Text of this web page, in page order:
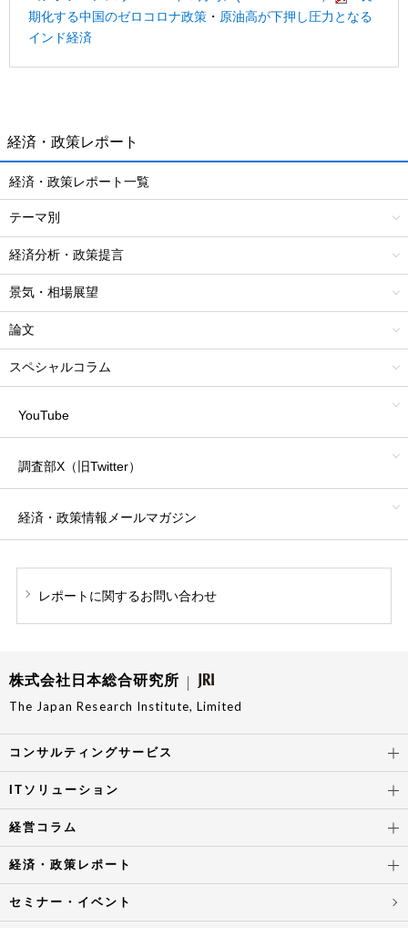
期化する中国のゼロコロナ政策 ・ 原油高が下押し圧力となる
インド経済
経済・政策レポート
経済・政策レポート一覧
テーマ別
経済分析・政策提言
景気・相場展望
論文
スペシャルコラム
YouTube
調査部X（旧Twitter）
経済・政策情報 メールマガジン
レポートに関するお問い合わせ
株式会社日本総合研究所
The Japan Research Institute, Limited
コンサルティングサービス
ITソリューション
経営コラム
経済・政策レポート
セミナー・イベント